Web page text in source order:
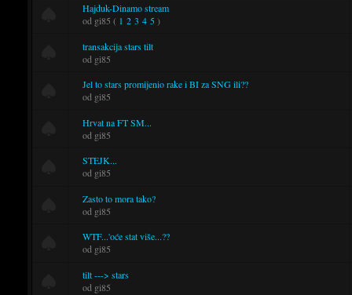
Hajduk-Dinamo stream
od gi85 ( 1 2 3 4 5 )
transakcija stars tilt
od gi85
Jel to stars promijenio rake i BI za SNG ili??
od gi85
Hrvat na FT SM...
od gi85
STEJK...
od gi85
Zasto to mora tako?
od gi85
WTF...'oće stat više...??
od gi85
tilt ---> stars
od gi85